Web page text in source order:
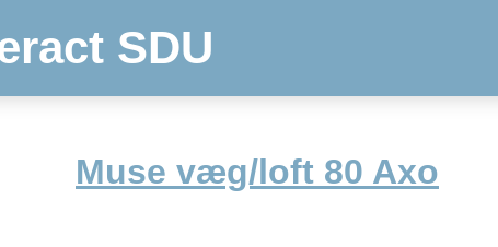
SDU
Muse væg/loft 80 Axo